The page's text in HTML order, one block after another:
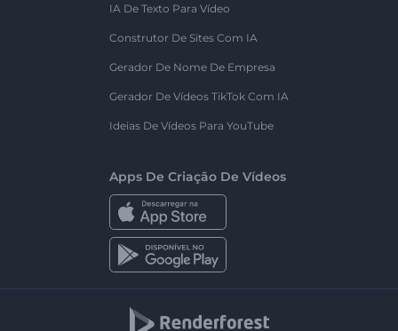
IA De Texto Para Vídeo
Construtor De Sites Com IA
Gerador De Nome De Empresa
Gerador De Vídeos TikTok Com IA
Ideias De Vídeos Para YouTube
Apps De Criação De Vídeos